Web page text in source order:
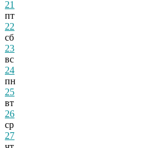
21
пт
22
сб
23
вс
24
пн
25
вт
26
ср
27